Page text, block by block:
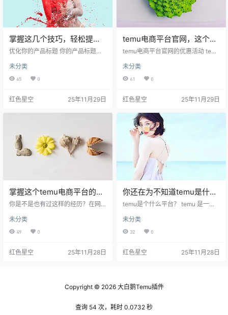
掌握这几个技巧，轻松提升
你在temu跨境电商网站的销
优化你的产品标题 你的产品标题就
找不到你。想象一下，如果你去逛
街，却发现一个店面没有明显的标
字。你可能会问，关键字具体是什
u上搜索时，才能更容易找到你。 我
有个朋友，最开始他的产品…
未分类
65 0
红色星空 25年11月29日
temu电商平台官网，这个你
不知道的购物秘密即将揭
temu电商平台官网的优惠活动 temu
它的一系列优惠活动。相信大家都
知道，购物节期间各种促销简直让
惠。我之前就错过了很多，直到我
限时折扣，能省下不少。 限时秒
杀：每周都有的限时秒杀活动，商
品价格能低到让你心跳加速。你只
要定个闹钟，抓住那个时间，就能
享受到超划算的价格，像我…
未分类
61 0
红色星空 25年11月29日
掌握这个temu电商平台的小
窍门，轻松购物99%的人都
你是不是也有过这样的经历？在网
要买什么，或者买完了发现价格居
然可以再低一点？我跟你讲，temu
电商平台真的有一些小窍门，可以
分享几个大家可能不知道的秘密。
买鞋子，直接在搜索框输入“鞋子”可
能会看到一大堆结果。但是，你可
未分类
49 0
红色星空 25年11月28日
你还在为不知道temu是什么
电商平台而困惑吗？
temu是个什么平台？ temu 是一个
合了无数的小摊位，每个摊位都有
独特的商品，temu 就是这样的地
方。你在上面可以找到很多国际品
便宜。这让很多用户感到惊喜，尤
看中的几百块的几乎没啥区别。让
未分类
32 0
红色星空 25年11月28日
Copyright © 2026大白鹅Temu插件
查询 54 次，耗时 0.0732 秒